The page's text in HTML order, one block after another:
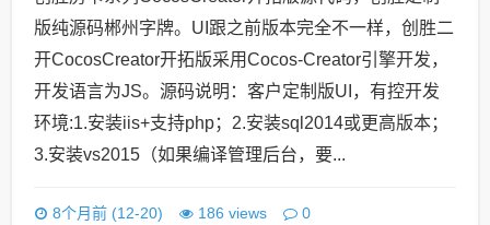
版纯源码郴州字牌。UI跟之前版本完全不一样，创胜二
开CocosCreator开拓版采用Cocos-Creator引擎开发，
开发语言为JS。源码说明：客户定制版UI，有控开发
环境:1.安装iis+支持php；2.安装sql2014或更高版本；
3.安装vs2015（如果编译管理后台，要...
8个月前 (12-20) 186 views 0